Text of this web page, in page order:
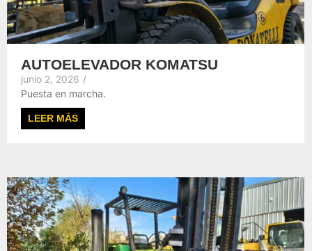
AUTOELEVADOR KOMATSU
junio 2, 2026 /
Puesta en marcha.
LEER MÁS